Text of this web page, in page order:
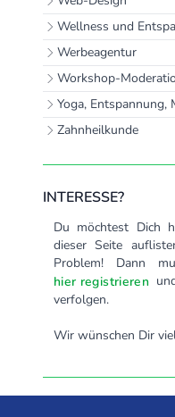
Wellness und
Werbeagentur
Workshop-
Yoga, Entspannung,
Zahnheilkunde
INTERESSE?
Du möchtest Dich
dieser Seite
Problem! Dann
hier registrieren
verfolgen.
Wir wünschen Dir